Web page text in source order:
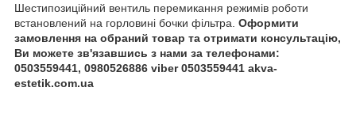
Шестипозиційний вентиль перемикання режимів роботи
встановлений на горловині бочки фільтра. Оформити
замовлення на обраний товар та отримати консультацію,
Ви можете зв'язавшись з нами за телефонами:
0503559441, 0980526886 viber 0503559441 akva-
estetik.com.ua